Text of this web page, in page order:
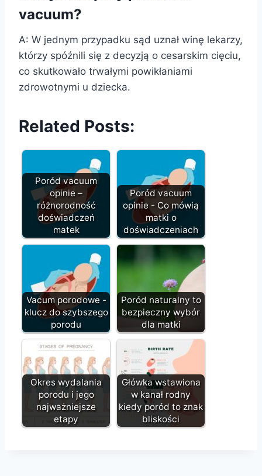
vacuum?
A: W jednym przypadku sąd uznał winę lekarzy,
którzy spóźnili się z decyzją o cesarskim cięciu,
co skutkowało trwałymi powikłaniami
zdrowotnymi u dziecka.
Related Posts:
Poród vacuum
opinie –
różnorodność
doświadczeń
matek
Poród vacuum
opinie - Co mówią
matki o
doświadczeniach
Vacum porodowe -
klucz do szybszego
porodu
Poród naturalny to
bezpieczny wybór
dla matki
Okres wydalania
porodu i jego
najważniejsze
etapy
Główka wstawiona
w kanał rodny
kiedy poród to znak
bliskości